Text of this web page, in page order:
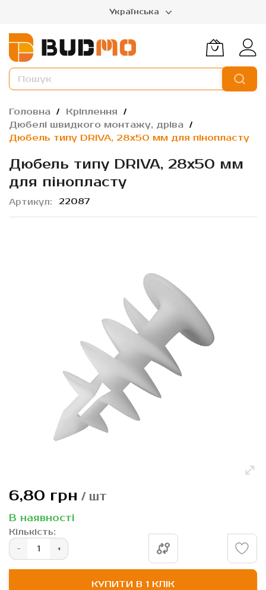
Українська
Головна
Кріплення
Дюбелі швидкого монтажу, дріва
Дюбель типу DRIVA, 28x50 мм для пінопласту
Дюбель типу DRIVA, 28x50 мм
для пінопласту
Артикул 22087
до
галереї
зображень
6,80 грн / шт
В наявності
Кількість:
КУПИТИ В 1 КЛІК